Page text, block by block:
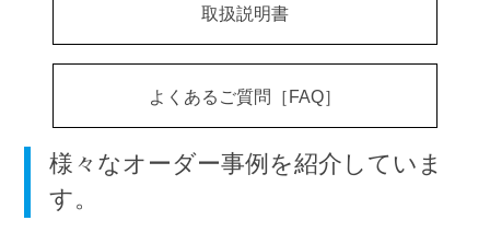
取扱説明書
よくあるご質問［FAQ］
様々なオーダー事例を紹介していま
す。